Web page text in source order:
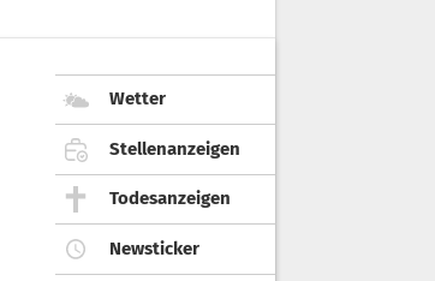
Wetter
Stellenanzeigen
Todesanzeigen
Newsticker